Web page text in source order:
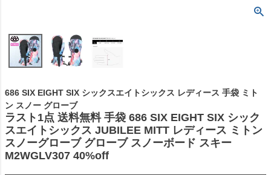
686 SIX EIGHT SIX シックスエイトシックス レディース 手袋 ミト
ン スノー グローブ
ラスト1点 送料無料 手袋 686 SIX EIGHT SIX シック
スエイトシックス JUBILEE MITT レディース ミトン
スノーグローブ グローブ スノーボード スキー
M2WGLV307 40%off